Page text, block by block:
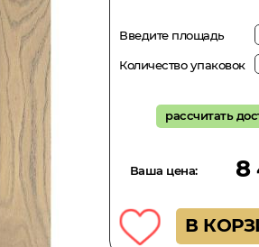
Введите площадь
Количество упаковок
рассчитать
Ваша цена: 8
В